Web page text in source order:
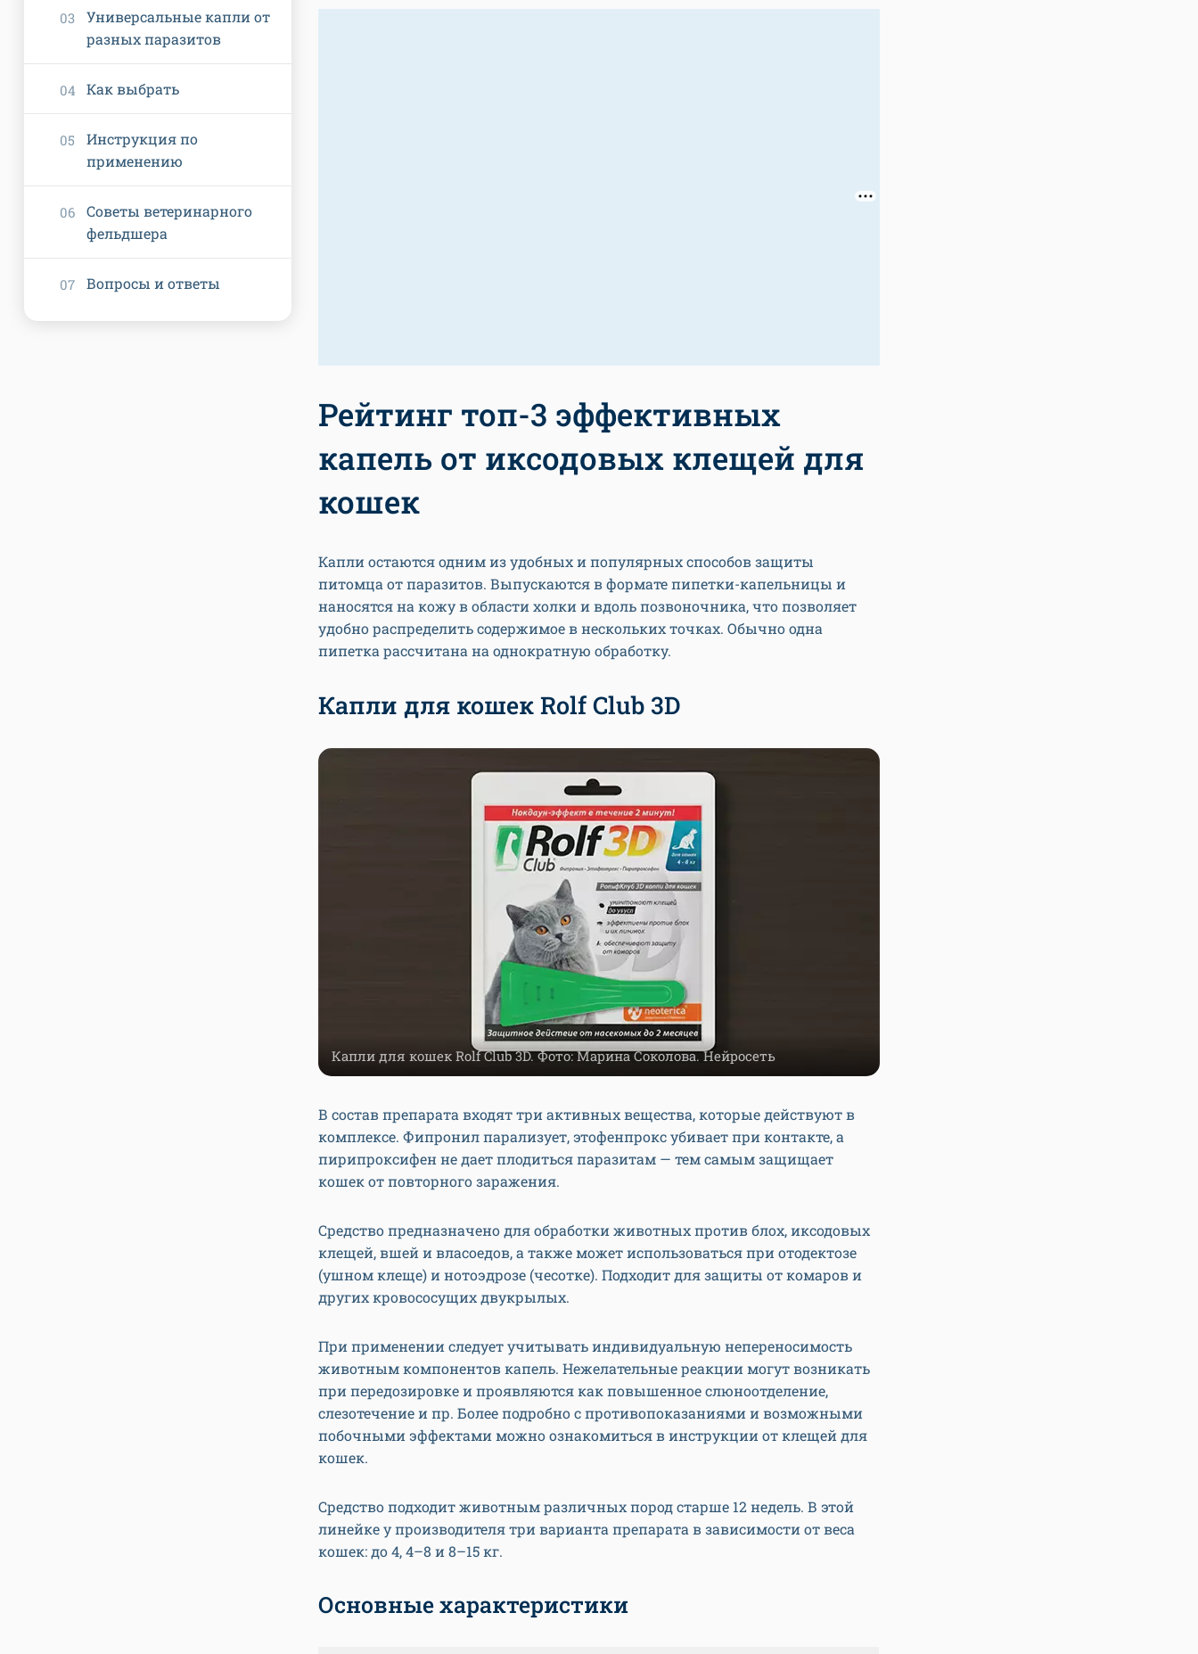
Рейтинг топ-3 эффективных
капель от иксодовых клещей для
кошек
Капли остаются одним из удобных и популярных способов защиты
питомца от паразитов. Выпускаются в формате пипетки-капельницы и
наносятся на кожу в области холки и вдоль позвоночника, что позволяет
удобно распределить содержимое в нескольких точках. Обычно одна
пипетка рассчитана на однократную обработку.
Капли для кошек Rolf Club 3D
Капли для кошек Rolf Club 3D. Фото: Марина Соколова. Нейросеть
В состав препарата входят три активных вещества, которые действуют в
комплексе. Фипронил парализует, этофенпрокс убивает при контакте, а
пирипроксифен не дает плодиться паразитам — тем самым защищает
кошек от повторного заражения.
Средство предназначено для обработки животных против блох, иксодовых
клещей, вшей и власоедов, а также может использоваться при отодектозе
(ушном клеще) и нотоэдрозе (чесотке). Подходит для защиты от комаров и
других кровососущих двукрылых.
При применении следует учитывать индивидуальную непереносимость
животным компонентов капель. Нежелательные реакции могут возникать
при передозировке и проявляются как повышенное слюноотделение,
слезотечение и пр. Более подробно с противопоказаниями и возможными
побочными эффектами можно ознакомиться в инструкции от клещей для
кошек.
Средство подходит животным различных пород старше 12 недель. В этой
линейке у производителя три варианта препарата в зависимости от веса
кошек: до 4, 4–8 и 8–15 кг.
Основные характеристики
Универсальные капли от
разных паразитов
Как выбрать
Инструкция по
применению
Советы ветеринарного
фельдшера
Вопросы и ответы